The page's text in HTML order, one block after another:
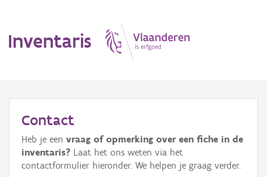
Inventaris
Erfgoedobject
Aanduidingsobject
Contact
Heb je een vraag of opmerking over een fiche in de
inventaris? Laat het ons weten via het
contactformulier hieronder. We helpen je graag verder.